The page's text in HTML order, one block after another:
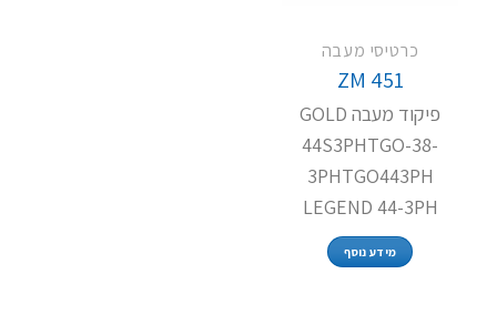
כרטיסי מעבה
ZM 451
פיקוד מעבה GOLD
44S3PHTGO-38-
3PHTGO443PH
LEGEND 44-3PH
מידע נוסף